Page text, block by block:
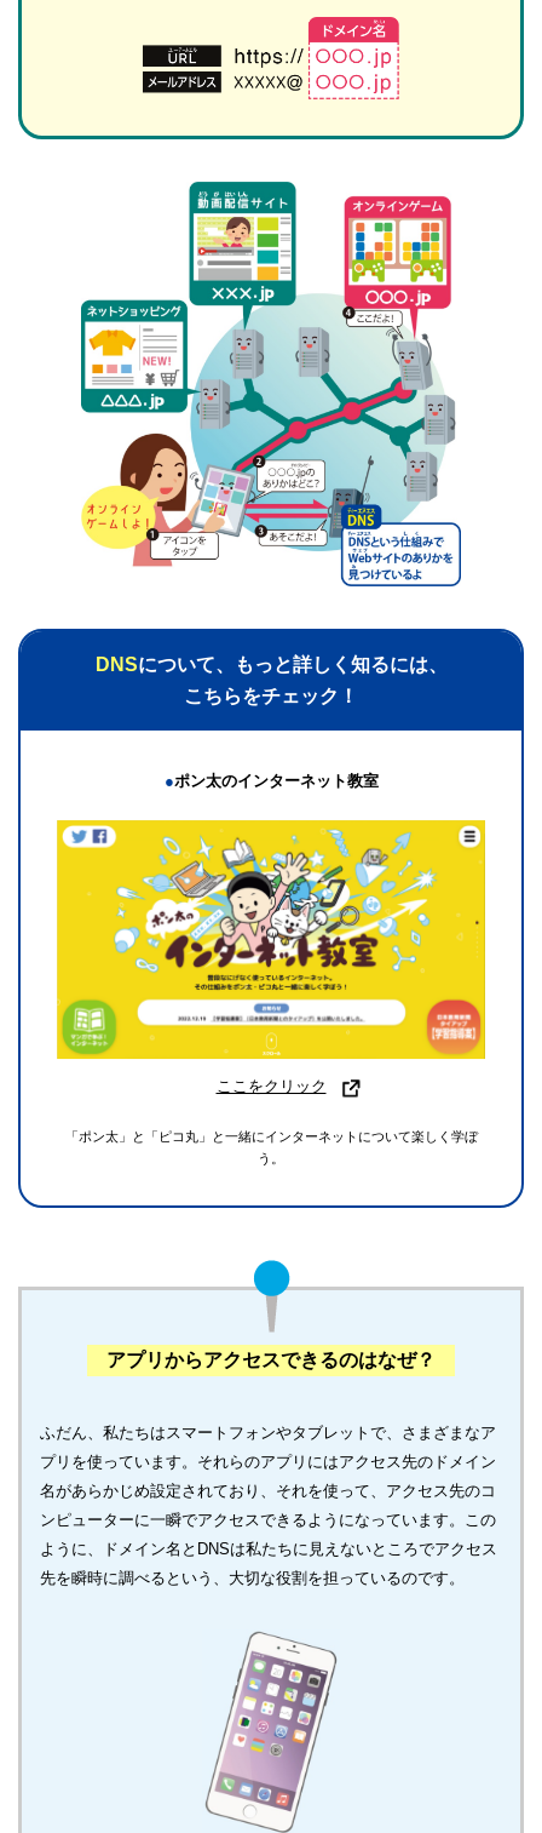
DNSについて、もっと詳しく知るには、
こちらをチェック！
●ポン太のインターネット教室
ここをクリック
「ポン太」と「ピコ丸」と一緒にインターネットについて楽しく学ぼ
う。
アプリからアクセスできるのはなぜ？
ふだん、私たちはスマートフォンやタブレットで、さまざまなア
プリを使っています。それらのアプリにはアクセス先のドメイン
名があらかじめ設定されており、それを使って、アクセス先のコ
ンピューターに一瞬でアクセスできるようになっています。この
ように、ドメイン名とDNSは私たちに見えないところでアクセス
先を瞬時に調べるという、大切な役割を担っているのです。